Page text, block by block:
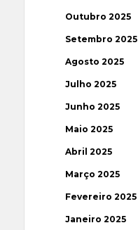
Outubro 2025
Setembro 2025
Agosto 2025
Julho 2025
Junho 2025
Maio 2025
Abril 2025
Março 2025
Fevereiro 2025
Janeiro 2025